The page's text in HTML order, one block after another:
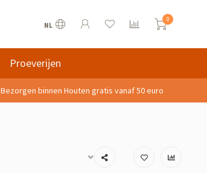
NL
0
Proeverijen
Bezorgen binnen Houten gratis vanaf 50 euro